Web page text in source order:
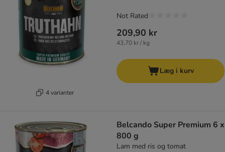
4 varianter
209,90 kr
43,70 kr / kg
Not Rated
Læg i kurv
Belcando Super Premium 6 x
800 g
Lam med ris og tomat